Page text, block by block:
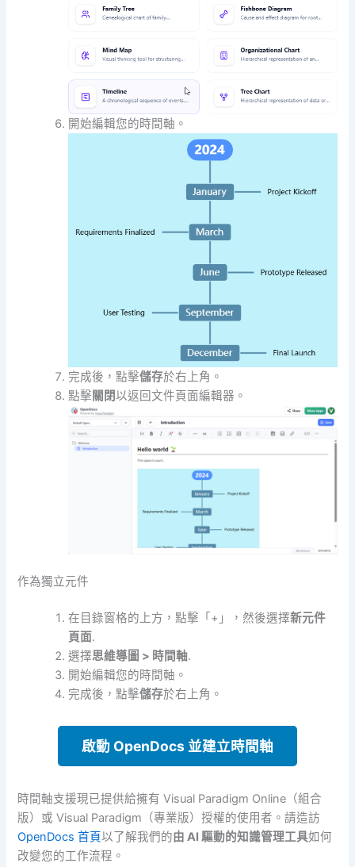
開始編輯您的時間軸。
完成後，點擊儲存於右上角。
點擊 關閉以返回文件頁面編輯器。
作為獨立元件
在目錄窗格的上方，點擊「+」，然後選擇新元件
頁面.
選擇思維導圖 > 時間軸.
開始編輯您的時間軸。
完成後，點擊儲存於右上角。
啟動 OpenDocs 並建立時間軸
時間軸支援現已提供給擁有 Visual Paradigm Online（組合
版）或 Visual Paradigm（專業版）授權的使用者。請造訪
OpenDocs 首頁以了解我們的由 AI 驅動的知識管理工具如何
改變您的工作流程。